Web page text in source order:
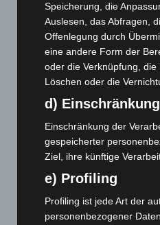
Niedersachsen:
Waldbrandeinsatz aus
7. August 2026
Hannover: Erste
entdeckt
Brand im „Haus der
eingedämmt
6. August 2026
Region Hannover: 21 neue
Speicherung, die
Auslesen, das Abfragen,
Offenlegung durch
eine andere Form der
oder die Verknüpfung,
Löschen oder die
d)
Einschränkung der
gespeicherter
Ziel, ihre künftige
e) Profiling
Profiling ist jede Art der
personenbezogener